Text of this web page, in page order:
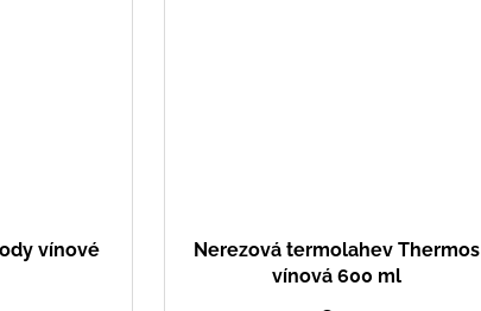
vínové
Nerezová termolahev Thermos
vínová 600 ml